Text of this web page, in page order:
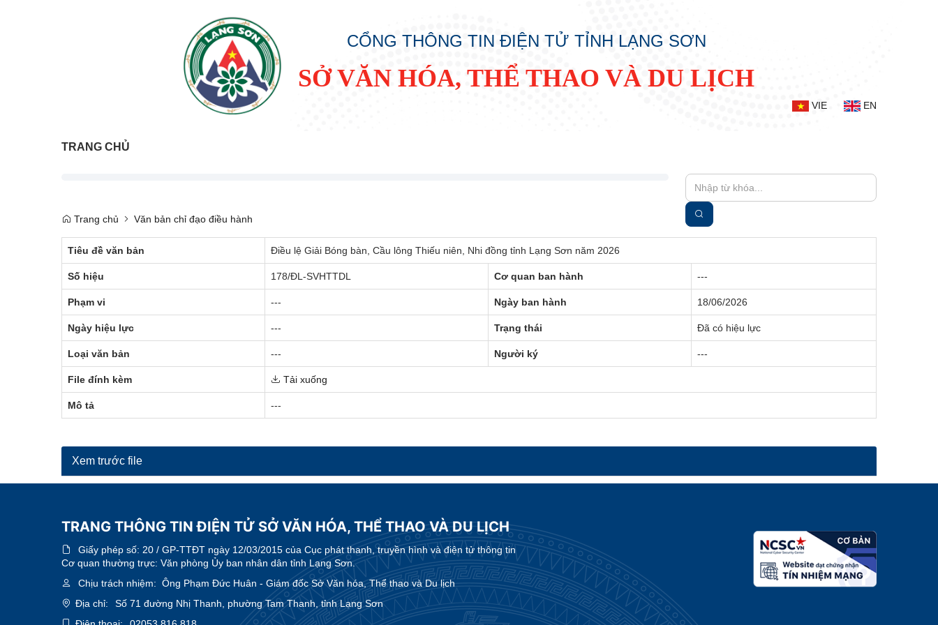
CỔNG THÔNG TIN ĐIỆN TỬ TỈNH LẠNG SƠN
SỞ VĂN HÓA, THỂ THAO VÀ DU LỊCH
VIE EN
TRANG CHỦ
Trang chủ Văn bản chỉ đạo điều hành
Tiêu đề văn bản Điều lệ Giải Bóng bàn, Cầu lông Thiếu niên, Nhi đồng tỉnh Lạng Sơn năm 2026
Số hiệu 178/ĐL-SVHTTDL Cơ quan ban hành ---
Phạm vi --- Ngày ban hành 18/06/2026
Ngày hiệu lực --- Trạng thái Đã có hiệu lực
Loại văn bản --- Người ký ---
File đính kèm Tải xuống
Mô tả ---
Xem trước file
TRANG THÔNG TIN ĐIỆN TỬ SỞ VĂN HÓA, THỂ THAO VÀ DU LỊCH
Giấy phép số: 20 / GP-TTĐT ngày 12/03/2015 của Cục phát thanh, truyền hình và điện tử thông tin
Cơ quan thường trực: Văn phòng Ủy ban nhân dân tỉnh Lạng Sơn.
Chịu trách nhiệm: Ông Phạm Đức Huân - Giám đốc Sở Văn hóa, Thể thao và Du lịch
Địa chỉ:
Số 71 đường Nhị Thanh, phường Tam Thanh, tỉnh Lạng Sơn